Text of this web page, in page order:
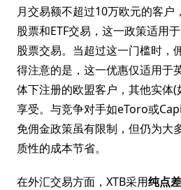
月交易额不超过10万欧元的客户
股票和ETF交易，这一政策适用
股票交易。当超过这一门槛时，
得注意的是，这一优惠仅适用于
体下注册的欧盟客户，其他实体
享受。与竞争对手如eToro或
免佣金政策虽有限制，但仍为大
质性的成本节省。
在外汇交易方面，XTB采用纯点